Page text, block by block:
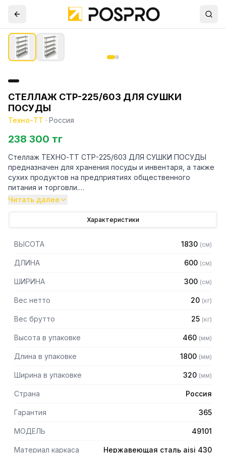
СТЕЛЛАЖ СТР-225/603 ДЛЯ СУШКИ
ПОСУДЫ
Техно-ТТ · Россия
238 300 тг
Стеллаж ТЕХНО-ТТ СТР-225/603 ДЛЯ СУШКИ ПОСУДЫ
предназначен для хранения посуды и инвентаря, а также
сухих продуктов на предприятиях общественного
питания и торговли.
— Разборная конструкция на болтовом соединении
— Каркас из уголка 40х40 нержавеющей стали марки AISI
430 толщиной 2 мм
— Полки и поддон из нержавеющей стали марки AISI 304
— Регулируемые опоры
Читать далее
Характеристики
ВЫСОТА 1830 (см)
ДЛИНА 600 (см)
ШИРИНА 300 (см)
Вес нетто 20 (кг)
Вес брутто 25 (кг)
Высота в упаковке 460 (мм)
Длина в упаковке 1800 (мм)
Ширина в упаковке 320 (мм)
Страна Россия
Гарантия 365
МОДЕЛЬ 49101
Материал каркаса Нержавеющая сталь aisi 430